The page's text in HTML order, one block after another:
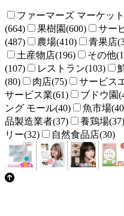
ファーマーズ マーケッ
(664)
果樹園(600)
サー
(487)
農場(410) 青果店
土産物店(196)
その他
(107)
レストラン(103)
(80)
肉店(75) サービス
サービス業(61)
ブドウ園
ング モール(40)
魚市場
品製造業者(37)
養鶏場(37)
リー(32)
自然食品店(30)